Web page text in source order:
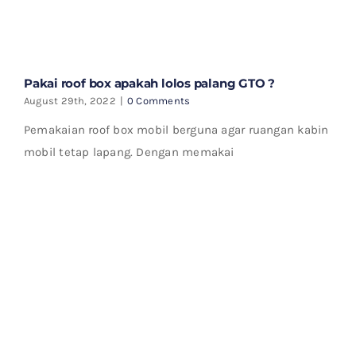
Pakai roof box apakah lolos palang GTO ?
August 29th, 2022 | 0 Comments
Pemakaian roof box mobil berguna agar ruangan kabin
mobil tetap lapang. Dengan memakai